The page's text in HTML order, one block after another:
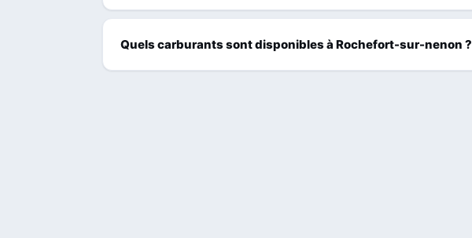
Quels carburants sont disponibles à Rochefort-sur-nenon ?